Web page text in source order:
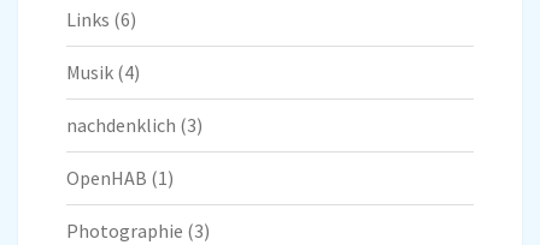
Links (6)
Musik (4)
nachdenklich (3)
OpenHAB (1)
Photographie (3)